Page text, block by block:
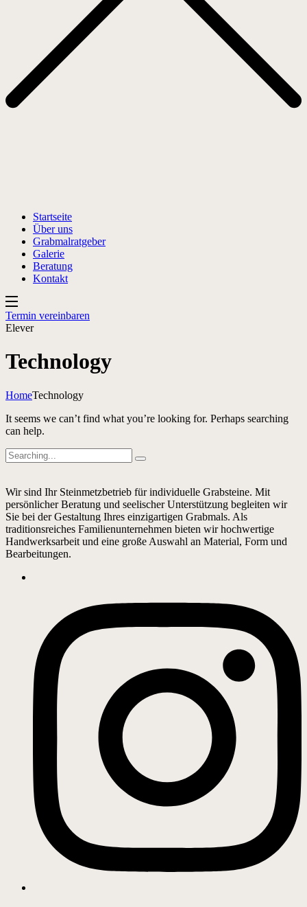
Startseite
Über uns
Grabmalratgeber
Galerie
Beratung
Kontakt
Termin vereinbaren
Elever
Technology
HomeTechnology
It seems we can’t find what you’re looking for. Perhaps searching
can help.
Search
for:
Wir sind Ihr Steinmetzbetrieb für individuelle Grabsteine. Mit
persönlicher Beratung und seelischer Unterstützung begleiten wir
Sie bei der Gestaltung Ihres einzigartigen Grabmals. Als
traditionsreiches Familienunternehmen bieten wir hochwertige
Handwerksarbeit und eine große Auswahl an Material, Form und
Bearbeitungen.